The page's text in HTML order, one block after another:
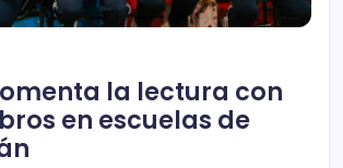
la lectura con
en escuelas de